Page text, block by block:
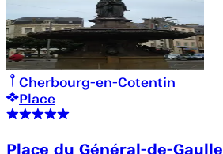
Cherbourg-en-Cotentin
Place
Place du Général-de-Gaulle